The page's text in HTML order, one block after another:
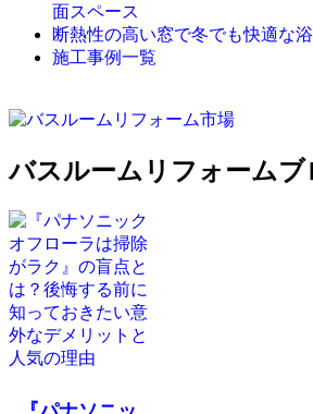
面スペース
断熱性の高い窓で冬でも快適な
施工事例一覧
バスルームリフォームブ